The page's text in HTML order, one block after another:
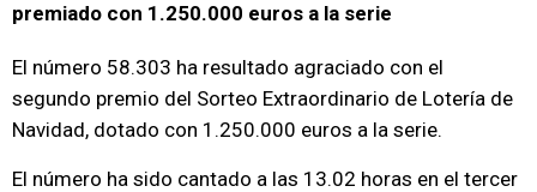
premiado con 1.250.000 euros a la serie
El número 58.303 ha resultado agraciado con el
segundo premio del Sorteo Extraordinario de Lotería de
Navidad, dotado con 1.250.000 euros a la serie.
El número ha sido cantado a las 13.02 horas en el tercer